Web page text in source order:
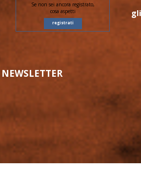
Se non sei ancora registrato,
cosa aspetti
registrati
NEWSLETTER